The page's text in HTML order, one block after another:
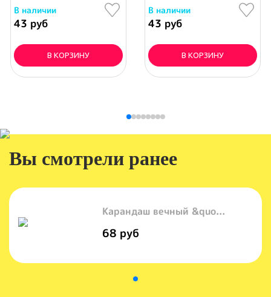
В наличии
43 руб
В КОРЗИНУ
В наличии
43 руб
В КОРЗИНУ
Вы смотрели ранее
Карандаш вечный &quo...
68 руб